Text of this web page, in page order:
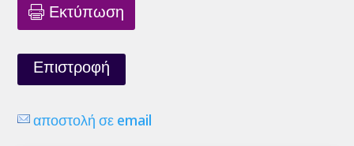
Εκτύπωση
Επιστροφή
αποστολή σε email